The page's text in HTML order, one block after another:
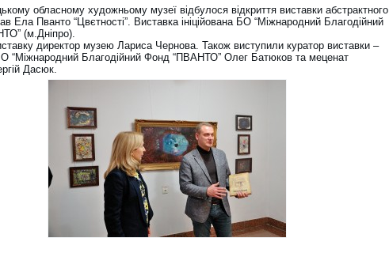
обласному художньому музеї відбулося відкриття виставки абстрактного
Ела Пванто “Цвєтності”. Виставка ініційована БО “Міжнародний Благодійний
(м.Дніпро).
директор музею Лариса Чернова. Також виступили куратор виставки –
“Міжнародний Благодійний Фонд “ПВАНТО” Олег Батюков та меценат
Дасюк.